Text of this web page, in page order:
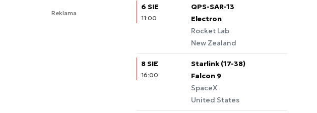
Reklama
6 SIE
11:00
QPS-SAR-13
Electron
Rocket Lab
New Zealand
8 SIE
16:00
Starlink (17-38)
Falcon 9
SpaceX
United States